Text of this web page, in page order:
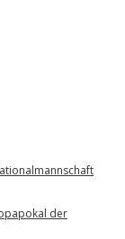
der